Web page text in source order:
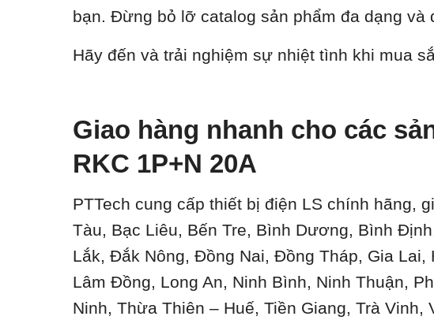
bạn. Đừng bỏ lỡ catalog sản phẩm đa dạng và
Hãy đến và trải nghiệm sự nhiệt tình khi mua
Giao hàng nhanh cho các
RKC 1P+N 20A
PTTech cung cấp thiết bị điện LS chính hãng,
Tàu, Bạc Liêu, Bến Tre, Bình Dương, Bình
Lắk, Đắk Nông, Đồng Nai, Đồng Tháp, Gia Lai,
Lâm Đồng, Long An, Ninh Bình, Ninh Thuận,
Ninh, Thừa Thiên – Huế, Tiền Giang, Trà Vinh,